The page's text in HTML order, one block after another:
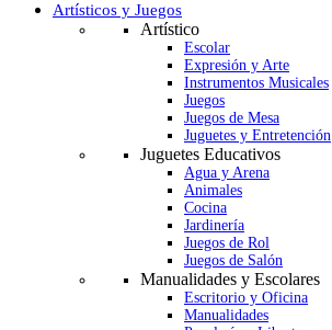
Artísticos y Juegos
Artístico
Escolar
Expresión y Arte
Instrumentos Musicales
Juegos
Juegos de Mesa
Juguetes y Entretención
Juguetes Educativos
Agua y Arena
Animales
Cocina
Jardinería
Juegos de Rol
Juegos de Salón
Manualidades y Escolares
Escritorio y Oficina
Manualidades